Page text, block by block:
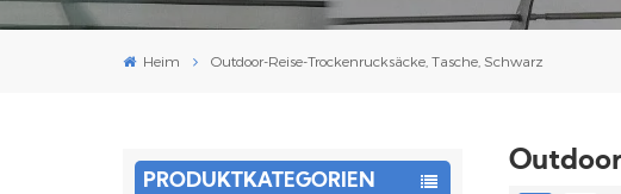
Heim Outdoor-Reise-Trockenrucksäcke, Tasche, Schwarz
PRODUKTKATEGORIEN